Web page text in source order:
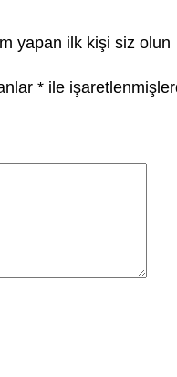
yapan ilk kişi siz olun
* ile